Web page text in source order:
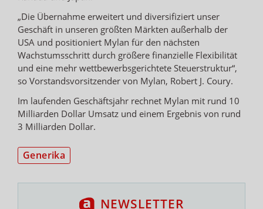
„Die Übernahme erweitert und diversifiziert unser
Geschäft in unseren größten Märkten außerhalb der
USA und positioniert Mylan für den nächsten
Wachstumsschritt durch größere finanzielle Flexibilität
und eine mehr wettbewerbsgerichtete Steuerstruktur“,
so Vorstandsvorsitzender von Mylan, Robert J. Coury.
Im laufenden Geschäftsjahr rechnet Mylan mit rund 10
Milliarden Dollar Umsatz und einem Ergebnis von rund
3 Milliarden Dollar.
Generika
NEWSLETTER